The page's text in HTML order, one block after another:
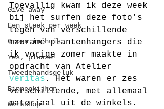
Give away
Een steek per week
Groen in huis
Yes, please!
Tweedehandsgeluk
Binnenkijken
Workshop
Toevallig kwam ik deze week
bij het surfen deze foto's
tegen van verschillende
macramé plantenhangers die
ik vorige zomer maakte in
opdracht van Atelier
veritas . Het waren er zes
verschillende, met allemaal
materiaal uit de winkels.